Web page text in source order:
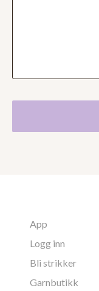
App
Logg inn
Bli strikker
Garnbutikk